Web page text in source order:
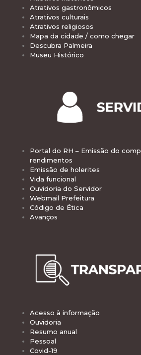
Atrativos gastronômicos
Atrativos culturais
Atrativos religiosos
Mapa da cidade / como chegar
Descubra Palmeira
Museu Histórico
Portal do RH – Emissão do
rendimentos
Emissão de holerites
Vida funcional
Ouvidoria do Servidor
Webmail Prefeitura
Código de Ética
Avanços
Acesso à informação
Ouvidoria
Resumo anual
Pessoal
Covid-19